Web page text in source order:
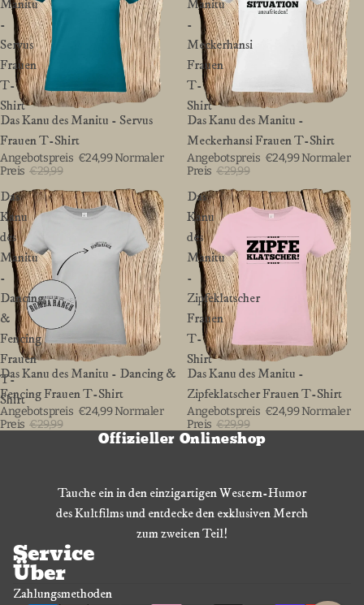
Manitu
-
Servus
Frauen
T-
Shirt
BIS ZU 20%
Das Kanu des Manitu - Servus
Frauen T-Shirt
Angebotspreis €24,99Normaler
Preis €29,99
Manitu
-
Meckerhansi
Frauen
T-
Shirt
BIS ZU 20%
Das Kanu des Manitu -
Meckerhansi Frauen T-Shirt
Angebotspreis €24,99Normaler
Preis €29,99
Das
Kanu
des
Manitu
-
Dancing
&
Fencing
Frauen
T-
Shirt
BIS ZU 20%
Das Kanu des Manitu - Dancing &
Fencing Frauen T-Shirt
Angebotspreis €24,99Normaler
Preis €29,99
Das
Kanu
des
Manitu
-
Zipfeklatscher
Frauen
T-
Shirt
BIS ZU 20%
Das Kanu des Manitu -
Zipfeklatscher Frauen T-Shirt
Angebotspreis €24,99Normaler
Preis €29,99
Offizieller Onlineshop
Tauche ein in den einzigartigen Western-Humor
des Kultfilms und entdecke den exklusiven Merch
zum zweiten Teil!
Service
Über
Zahlungsmethoden